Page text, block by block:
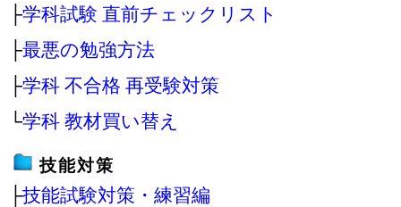
├学科試験 直前チェックリスト
├最悪の勉強方法
├学科 不合格 再受験対策
└学科 教材買い替え
技能対策
├技能試験対策・練習編